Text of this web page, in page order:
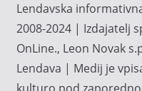
Lendavska
2008-2024 | Izdajatelj
OnLine., Leon Novak
Lendava | Medij je